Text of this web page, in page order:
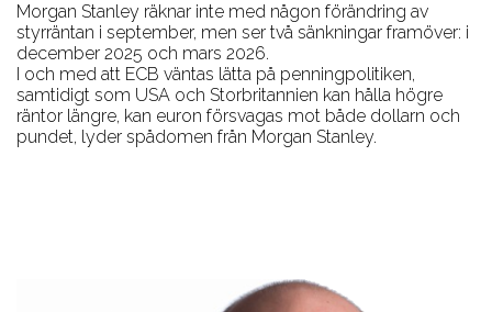
Morgan Stanley räknar inte med någon förändring av
styrräntan i september, men ser två sänkningar framöver: i
december 2025 och mars 2026.
I och med att ECB väntas lätta på penningpolitiken,
samtidigt som USA och Storbritannien kan hålla högre
räntor längre, kan euron försvagas mot både dollarn och
pundet, lyder spådomen från Morgan Stanley.